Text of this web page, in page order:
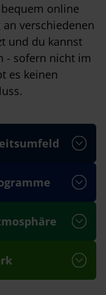
online
verschiedenen
und du kannst
- sofern nicht im
es keinen